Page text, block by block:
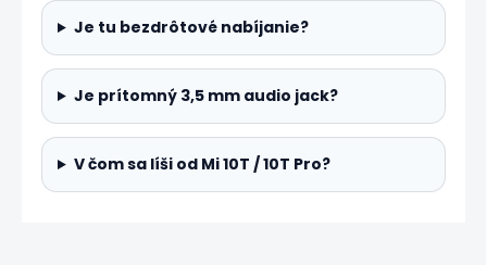
Je tu bezdrôtové nabíjanie?
Je prítomný 3,5 mm audio jack?
V čom sa líši od Mi 10T / 10T Pro?